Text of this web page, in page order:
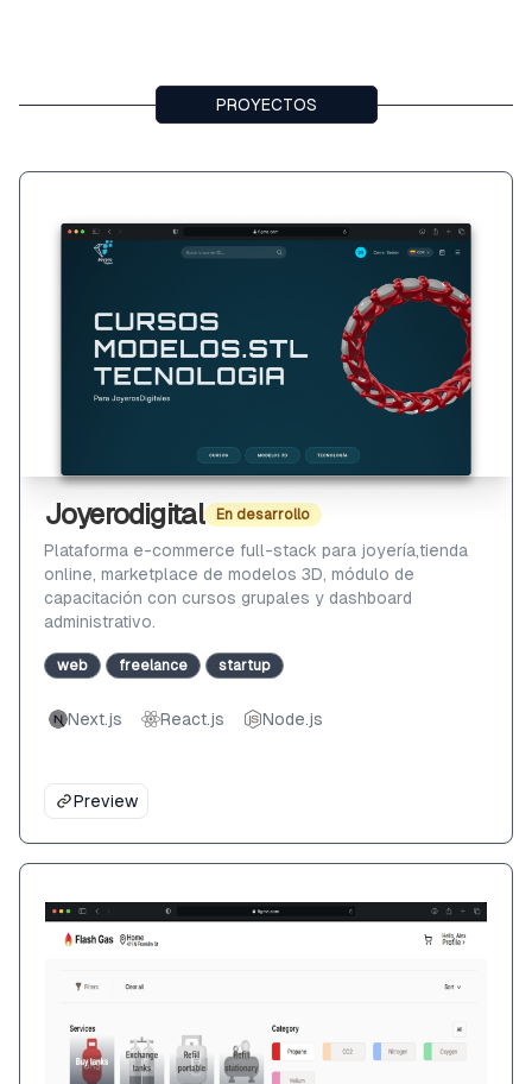
PROYECTOS
Joyerodigital En desarrollo
Plataforma e-commerce full-stack para joyería,tienda
online, marketplace de modelos 3D, módulo de
capacitación con cursos grupales y dashboard
administrativo.
web freelance startup
Next.js React.js Node.js
Preview